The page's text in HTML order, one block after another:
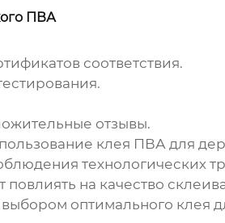
ПВА
соответствия.
отзывы.
клея ПВА для
технологических
повлиять на качество
выбором оптимального клея